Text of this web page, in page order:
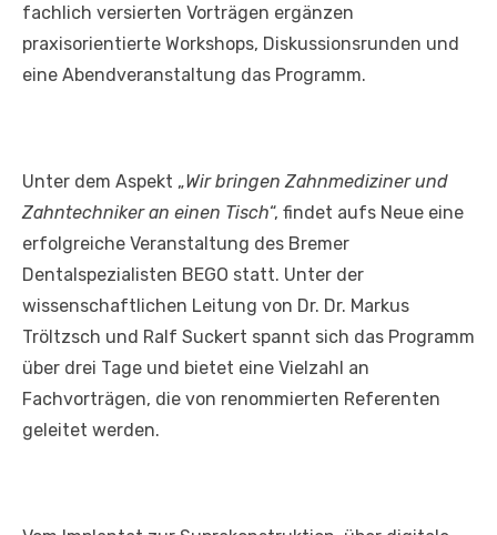
fachlich versierten Vorträgen ergänzen
praxisorientierte Workshops, Diskussionsrunden und
eine Abendveranstaltung das Programm.
Unter dem Aspekt „Wir bringen Zahnmediziner und
Zahntechniker an einen Tisch“, findet aufs Neue eine
erfolgreiche Veranstaltung des Bremer
Dentalspezialisten BEGO statt. Unter der
wissenschaftlichen Leitung von Dr. Dr. Markus
Tröltzsch und Ralf Suckert spannt sich das Programm
über drei Tage und bietet eine Vielzahl an
Fachvorträgen, die von renommierten Referenten
geleitet werden.